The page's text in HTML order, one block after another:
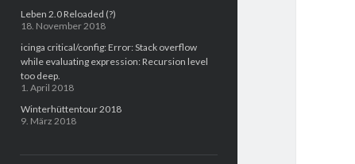
Leben 2.0 Reloaded (?)
18. November 2018
icinga critical/config: Error: Stack overflow
while evaluating expression: Recursion level
too deep.
1. April 2018
Winterhüttentour 2018
9. März 2018